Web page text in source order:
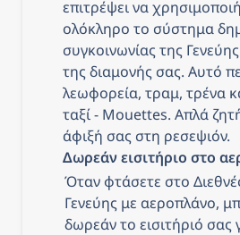
επιτρέψει να
ολόκληρο το σύστημα
συγκοινωνίας της
της διαμονής σας. Αυτό
λεωφορεία, τραμ, τρένα
ταξί - Mouettes. Απλά
Δωρεάν εισιτήριο στο
Όταν φτάσετε στο
Γενεύης με αεροπλάνο,
δωρεάν το εισιτήριό σας